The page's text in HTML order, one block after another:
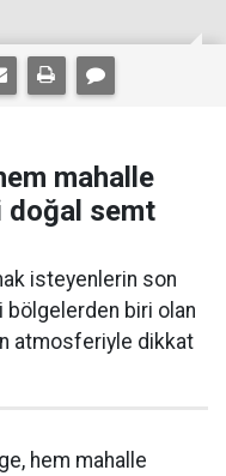
mahalle
doğal semt
isteyenlerin son
bölgelerden biri olan
atmosferiyle dikkat
hem mahalle